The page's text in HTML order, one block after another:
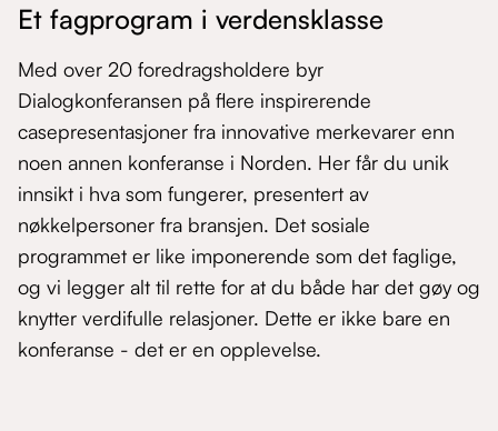
Et fagprogram i verdensklasse
Med over 20 foredragsholdere byr
Dialogkonferansen på flere inspirerende
casepresentasjoner fra innovative merkevarer enn
noen annen konferanse i Norden. Her får du unik
innsikt i hva som fungerer, presentert av
nøkkelpersoner fra bransjen. Det sosiale
programmet er like imponerende som det faglige,
og vi legger alt til rette for at du både har det gøy og
knytter verdifulle relasjoner. Dette er ikke bare en
konferanse - det er en opplevelse.